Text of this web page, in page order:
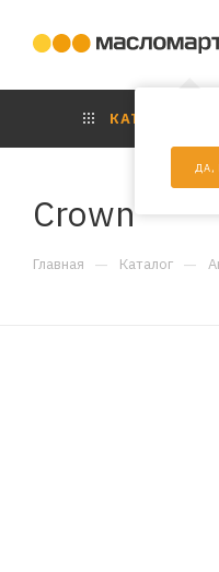
ДА,
КАТАЛОГ
Crown
Главная — Каталог —